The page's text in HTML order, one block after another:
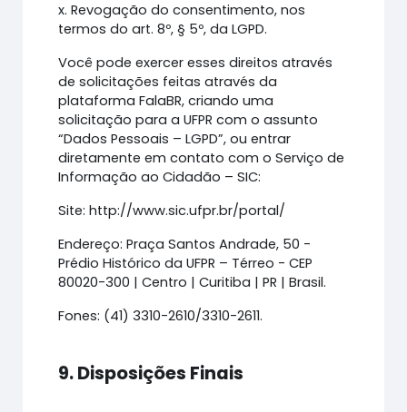
x. Revogação do consentimento, nos
termos do art. 8º, § 5º, da LGPD.
Você pode exercer esses direitos através
de solicitações feitas através da
plataforma FalaBR, criando uma
solicitação para a UFPR com o assunto
“Dados Pessoais – LGPD”, ou entrar
diretamente em contato com o Serviço de
Informação ao Cidadão – SIC:
Site: http://www.sic.ufpr.br/portal/
Endereço: Praça Santos Andrade, 50 -
Prédio Histórico da UFPR – Térreo - CEP
80020-300 | Centro | Curitiba | PR | Brasil.
Fones: (41) 3310-2610/3310-2611.
9. Disposições Finais